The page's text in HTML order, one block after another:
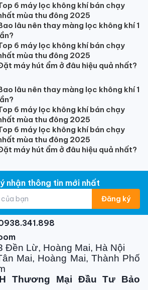
(mm)
thùng dàn lạnh (kg)
thùng dàn nóng (kg)
(lỏng/hơi) (mm)
tiêu chuẩn/tối đa (m)
tối đa (m)
sẵn (g)
6 máy lọc không khí bán chạy
mùa thu đông 2025
lâu nên thay màng lọc không khí 1
6 máy lọc không khí bán chạy
mùa thu đông 2025
máy hút ẩm ở đâu hiệu quả nhất?
lâu nên thay màng lọc không khí 1
6 máy lọc không khí bán chạy
mùa thu đông 2025
6 máy lọc không khí bán chạy
mùa thu đông 2025
máy hút ẩm ở đâu hiệu quả nhất?
nhận thông tin mới nhất
Đăng ký
Đền Lừ, Hoàng Mai, Hà Nội
Mai, Hoàng Mai, Thành Phố
Thương Mại Đầu Tư Bảo